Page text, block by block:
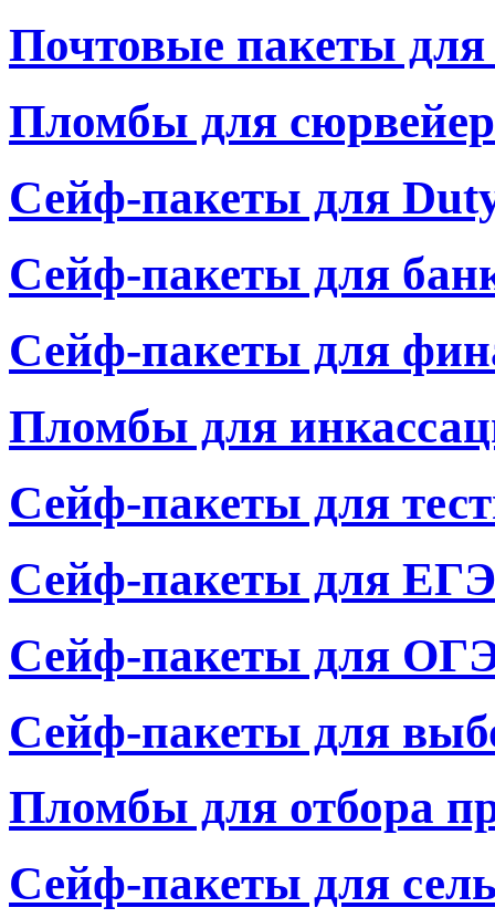
Почтовые пакеты
Пломбы для
Сейф-пакеты для
Сейф-пакеты для
Сейф-пакеты для
Пломбы для
Сейф-пакеты для
Сейф-пакеты для ЕГЭ
Сейф-пакеты для
Сейф-пакеты для
Пломбы для отбора
Сейф-пакеты для